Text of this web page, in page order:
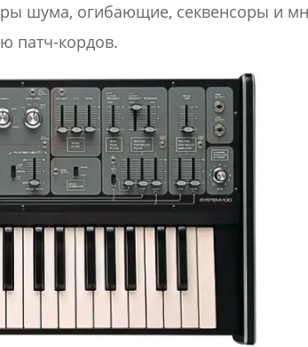
шума, огибающие, секвенсоры и
патч-кордов.